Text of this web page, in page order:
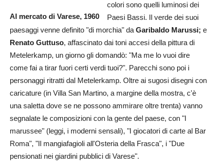
Al mercato di Varese, 1960
colori sono quelli luminosi dei
Paesi Bassi. Il verde dei suoi
paesaggi venne definito "di morchia" da Garibaldo Marussi; e
Renato Guttuso, affascinato dai toni accesi della pittura di
Metelerkamp, un giorno gli domandò: "Ma me lo vuoi dire
come fai a tirar fuori certi verdi tuoi?". Parecchi sono poi i
personaggi ritratti dal Metelerkamp. Oltre ai sugosi disegni con
caricature (in Villa San Martino, a margine della mostra, c'è
una saletta dove se ne possono ammirare oltre trenta) vanno
segnalate le composizioni con la gente del paese, con "I
marussee" (leggi, i moderni sensali), "I giocatori di carte al Bar
Roma", "Il mangiafagioli all'Osteria della Frasca", i "Due
pensionati nei giardini pubblici di Varese".